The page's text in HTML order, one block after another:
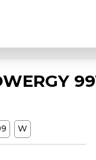
99 W